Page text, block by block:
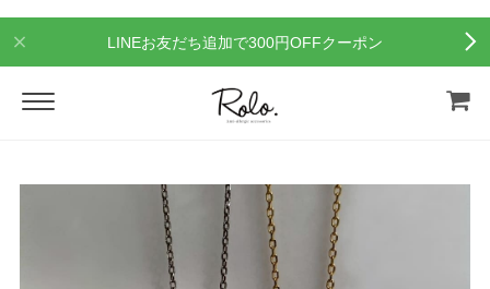
LINEお友だち追加で300円OFFクーポン